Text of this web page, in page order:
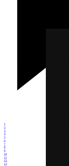
1
2
3
4
5
6
7
8
9
10
11
12
13